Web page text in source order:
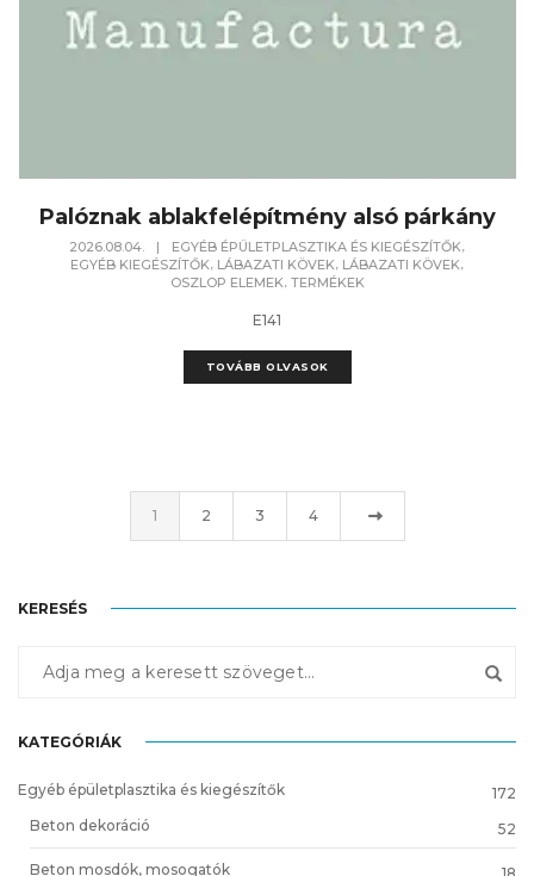
Palóznak ablakfelépítmény alsó párkány
2026.08.04. | EGYÉB ÉPÜLETPLASZTIKA ÉS KIEGÉSZÍTŐK,
EGYÉB KIEGÉSZÍTŐK, LÁBAZATI KÖVEK, LÁBAZATI KÖVEK,
OSZLOP ELEMEK, TERMÉKEK
E141
TOVÁBB OLVASOK
1 2 3 4
KERESÉS
KATEGÓRIÁK
Egyéb épületplasztika és kiegészítők
172
Beton dekoráció
52
Beton mosdók, mosogatók